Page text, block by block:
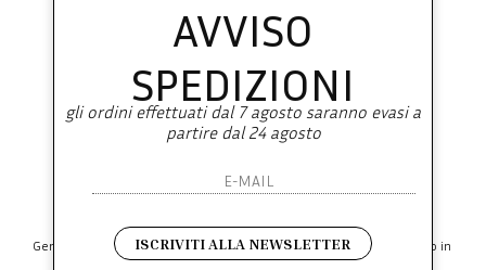
BOSS
Gemelli quadrati con nucleo in
smalto - NOS
BOSS
Gemelli rotondi con nucleo in
smalto e logo - NOS
AVVISO
SPEDIZIONI
gli ordini effettuati dal 7 agosto saranno evasi a
partire dal 24 agosto
ISCRIVITI ALLA NEWSLETTER